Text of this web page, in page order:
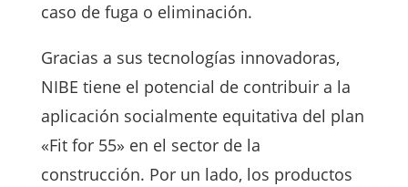
caso de fuga o eliminación.
Gracias a sus tecnologías innovadoras,
NIBE tiene el potencial de contribuir a la
aplicación socialmente equitativa del plan
«Fit for 55» en el sector de la
construcción. Por un lado, los productos